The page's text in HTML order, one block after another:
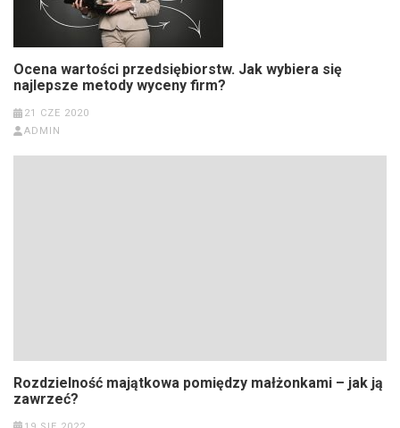
Ocena wartości przedsiębiorstw. Jak wybiera się
najlepsze metody wyceny firm?
21 CZE 2020
ADMIN
Rozdzielność majątkowa pomiędzy małżonkami – jak ją
zawrzeć?